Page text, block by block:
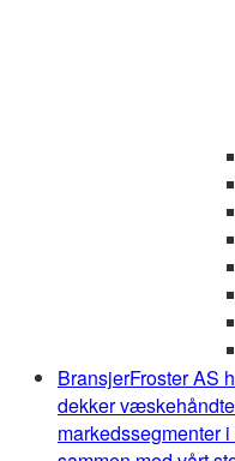
BransjerFroster AS
dekker
markedssegmenter